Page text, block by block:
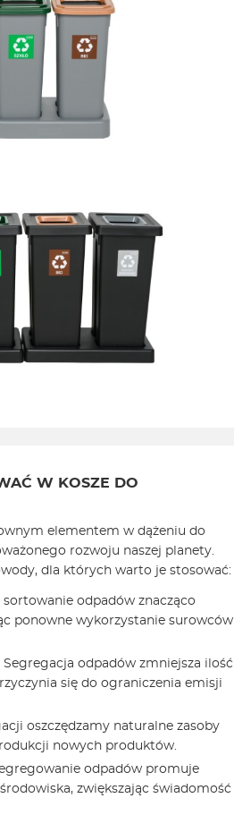
W KOSZE DO
elementem w dążeniu do
rozwoju naszej planety.
dla których warto je stosować:
sortowanie odpadów znacząco
ponowne wykorzystanie surowców
Segregacja odpadów zmniejsza ilość
się do ograniczenia emisji
oszczędzamy naturalne zasoby
nowych produktów.
odpadów promuje
zwiększając świadomość